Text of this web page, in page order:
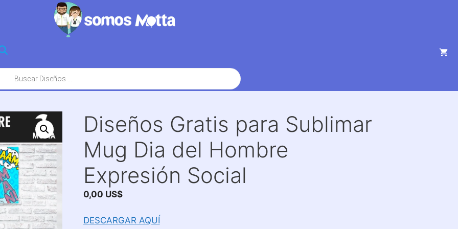
Diseños Gratis para Sublimar
Mug Dia del Hombre
Expresión Social
0,00 US$
DESCARGAR AQUÍ